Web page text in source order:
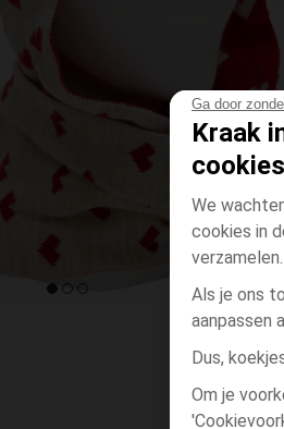
Ga door
Kraak
We
cookies in
verzamelen.
Als je ons
aanpassen
Dus,
Om je